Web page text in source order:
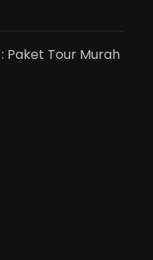
Paket Tour Murah